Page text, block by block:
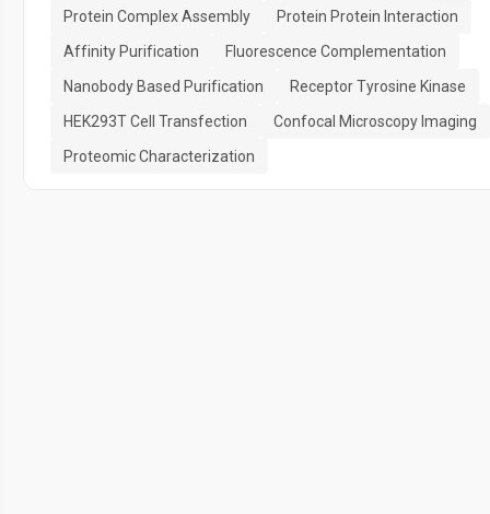
Protein Complex Assembly
Protein Protein Interaction
Affinity Purification
Fluorescence Complementation
Nanobody Based Purification
Receptor Tyrosine Kinase
HEK293T Cell Transfection
Confocal Microscopy Imaging
Proteomic Characterization